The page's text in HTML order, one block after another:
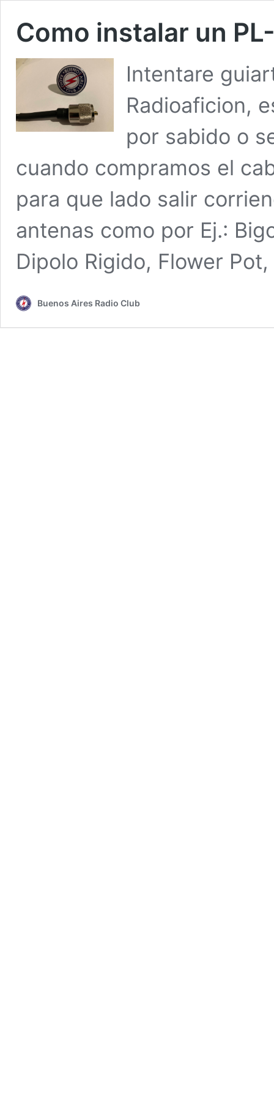
Como instalar un
Intentare
Radioaficion,
por sabido o
cuando compramos el
para que lado salir
antenas como por Ej.:
Dipolo Rigido, Flower
Buenos Aires Radio Club